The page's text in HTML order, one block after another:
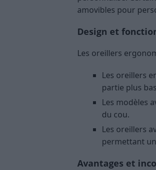
amovibles pour
Design et
Les oreillers
Les oreillers
partie plus
Les modèles
du cou.
Les oreillers
permettant
Avantages et